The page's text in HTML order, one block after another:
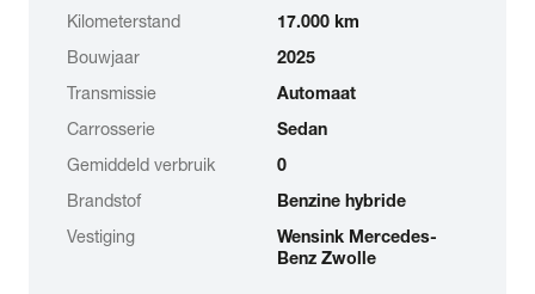
Kilometerstand
17.000 km
Bouwjaar
2025
Transmissie
Automaat
Carrosserie
Sedan
Gemiddeld verbruik
0
Brandstof
Benzine hybride
Vestiging
Wensink Mercedes-
Benz Zwolle